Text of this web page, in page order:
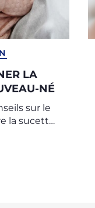
LA
NÉ
sur le
la sucette